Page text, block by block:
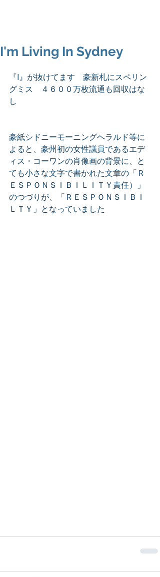
I'm Living In Sydney
『I』が抜けてます　豪新札にスペリン
グミス　４６００万枚流通も回収はな
し
豪紙シドニーモーニングヘラルド等に
よると、豪州初の女性議員であるエデ
ィス・コーワンの肖像画の背景に、と
ても小さな文字で書かれた文章の「Ｒ
ＥＳＰＯＮＳＩＢＩＬＩＴＹ責任）」
のつづりが、「ＲＥＳＰＯＮＳＩＢＩ
ＬＴＹ」となっていました